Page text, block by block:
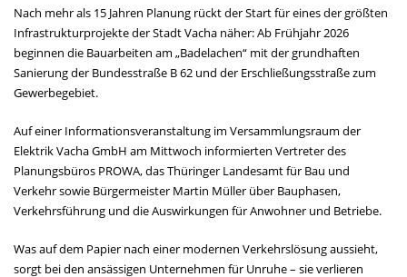
Nach mehr als 15 Jahren Planung rückt der Start für eines der größten
Infrastrukturprojekte der Stadt Vacha näher: Ab Frühjahr 2026
beginnen die Bauarbeiten am „Badelachen“ mit der grundhaften
Sanierung der Bundesstraße B 62 und der Erschließungsstraße zum
Gewerbegebiet.
Auf einer Informationsveranstaltung im Versammlungsraum der
Elektrik Vacha GmbH am Mittwoch informierten Vertreter des
Planungsbüros PROWA, das Thüringer Landesamt für Bau und
Verkehr sowie Bürgermeister Martin Müller über Bauphasen,
Verkehrsführung und die Auswirkungen für Anwohner und Betriebe.
Was auf dem Papier nach einer modernen Verkehrslösung aussieht,
sorgt bei den ansässigen Unternehmen für Unruhe – sie verlieren